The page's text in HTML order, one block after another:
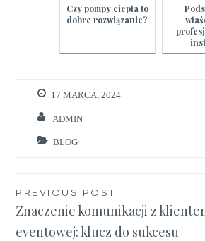
Czy pompy ciepła to
dobre rozwiązanie?
17 MARCA, 2024
ADMIN
BLOG
Nawigacja
wpisu
PREVIOUS POST
Znaczenie komunikacji z
eventowej: klucz do sukcesu